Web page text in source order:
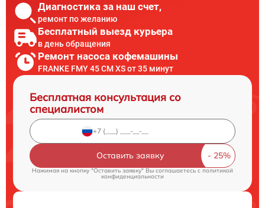
Диагностика за наш счет,
ремонт по желанию
Бесплатный выезд курьера
в день обращения
Ремонт насоса кофемашины
FRANKE FMY 45 CM XS от 35 минут
Бесплатная консультация со
специалистом
Оставить заявку
Нажимая на кнопку "Оставить заявку" Вы соглашаетесь cполитикой
конфиденциальности